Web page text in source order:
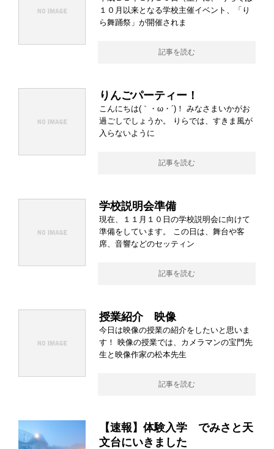
１０月以来となる学校主催イベント、「り
ら舞踊祭」が開催されま
記事を読む
りんごパーティー！
こんにちは(｀・ω・´)！ みなさまいかがお
過ごしでしょうか。 りらでは、すきま風が
入らないように
記事を読む
学校説明会準備
現在、１１月１０日の学校説明会に向けて
準備をしています。 この日は、舞台や客
席、音響などのセッティン
記事を読む
授業紹介 映像
今日は映像の授業の紹介をしたいと思いま
す！ 映像の授業では、カメラマンの宝門先
生と映像作家の松本先生
記事を読む
【速報】体験入学 でみさと天
文台にいきました